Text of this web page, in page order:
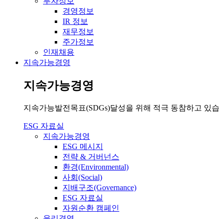
경영정보
IR 정보
재무정보
주가정보
인재채용
지속가능경영
지속가능경영
지속가능발전목표(SDGs)달성을 위해 적극 동참하고 있
ESG 자료실
지속가능경영
ESG 메시지
전략 & 거버넌스
환경(Environmental)
사회(Social)
지배구조(Governance)
ESG 자료실
자원순환 캠페인